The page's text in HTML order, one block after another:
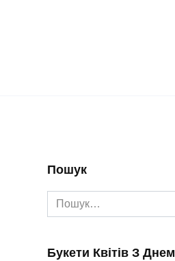
Пошук
Search
for:
Букети Квітів З Днем